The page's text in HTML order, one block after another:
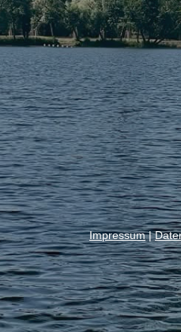
Impressum|